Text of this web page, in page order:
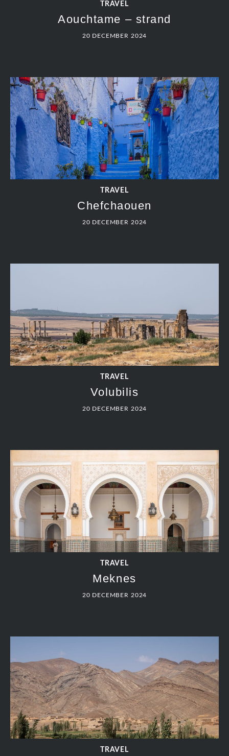
TRAVEL
Aouchtame – strand
20 DECEMBER 2024
TRAVEL
Chefchaouen
20 DECEMBER 2024
TRAVEL
Volubilis
20 DECEMBER 2024
TRAVEL
Meknes
20 DECEMBER 2024
TRAVEL